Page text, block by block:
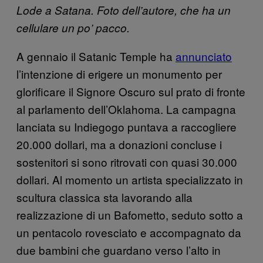
Lode a Satana. Foto dell’autore, che ha un
cellulare un po’ pacco.
A gennaio il Satanic Temple ha annunciato
l’intenzione di erigere un monumento per
glorificare il Signore Oscuro sul prato di fronte
al parlamento dell’Oklahoma. La campagna
lanciata su Indiegogo puntava a raccogliere
20.000 dollari, ma a donazioni concluse i
sostenitori si sono ritrovati con quasi 30.000
dollari. Al momento un artista specializzato in
scultura classica sta lavorando alla
realizzazione di un Bafometto, seduto sotto a
un pentacolo rovesciato e accompagnato da
due bambini che guardano verso l’alto in